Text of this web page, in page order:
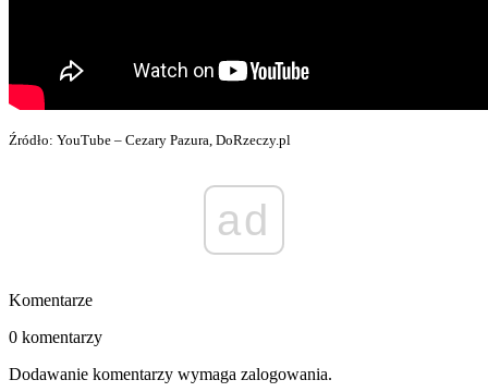
Źródło: YouTube – Cezary Pazura, DoRzeczy.pl
ad
Komentarze
0 komentarzy
Dodawanie komentarzy wymaga zalogowania.